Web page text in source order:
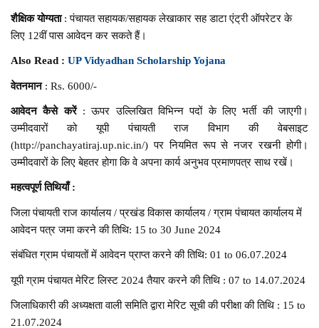
शैक्षिक योग्यता: पंचायत सहायक/सहायक लेखाकार सह डाटा एंट्री ऑपरेटर के
लिए 12वीं पास आवेदन कर सकते हैं।
Also Read :UP Vidyadhan Scholarship Yojana
वेतनमान: Rs. 6000/-
आवेदन कैसे करें: ऊपर उल्लिखित विभिन्न पदों के लिए भर्ती की जाएगी।
उम्मीदवारों को यूपी पंचायती राज विभाग की वेबसाइट
(http://panchayatiraj.up.nic.in/) पर नियमित रूप से नजर रखनी होगी।
उम्मीदवारों के लिए बेहतर होगा कि वे अपना कार्य अनुभव प्रमाणपत्र साथ रखें।
महत्वपूर्ण तिथियाँ :
जिला पंचायती राज कार्यालय / प्रखंड विकास कार्यालय / ग्राम पंचायत कार्यालय में
आवेदन पत्र जमा करने की तिथि: 15 to 30 June 2024
संबंधित ग्राम पंचायतों में आवेदन प्राप्त करने की तिथि: 01 to 06.07.2024
यूपी ग्राम पंचायत मेरिट लिस्ट 2024 तैयार करने की तिथि : 07 to 14.07.2024
जिलाधिकारी की अध्यक्षता वाली समिति द्वारा मेरिट सूची की परीक्षा की तिथि : 15 to
21.07.2024